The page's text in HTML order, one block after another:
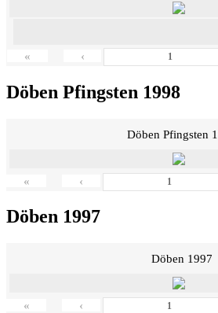
« ‹
Döben Pfingsten 1998
Döben Pfingsten
« ‹
Döben 1997
Döben 1997
« ‹